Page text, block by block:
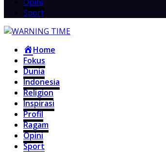
Sport
Home
Fokus
Dunia
Indonesia
Religion
Inspirasi
Profil
Ragam
Opini
Sport